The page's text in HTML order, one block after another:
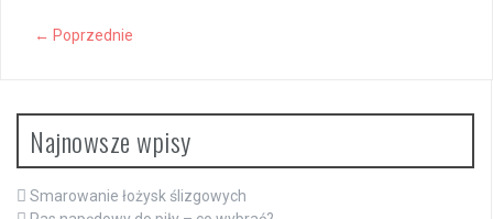
← Poprzednie
Najnowsze wpisy
Smarowanie łożysk ślizgowych